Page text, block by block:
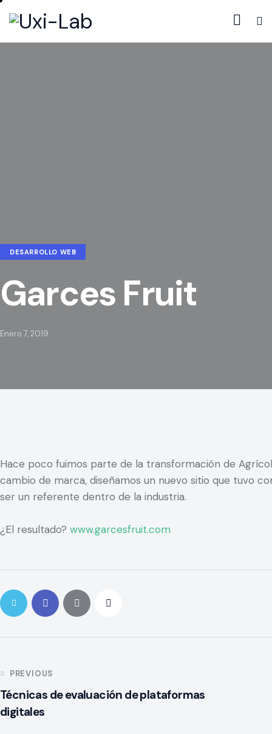
DESARROLLO WEB
Garces Fruit
Enero 7, 2019
Hace poco fuimos parte de la transformación de
cambio de marca, diseñamos un nuevo sitio que tuvo
ser un referente dentro de la industria.
¿El resultado? www.garcesfruit.com
PREVIOUS
Técnicas de evaluación de plataformas
digitales